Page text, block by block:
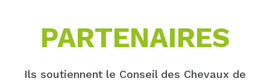
PARTENAIRES
Ils soutiennent le Conseil des Chevaux de